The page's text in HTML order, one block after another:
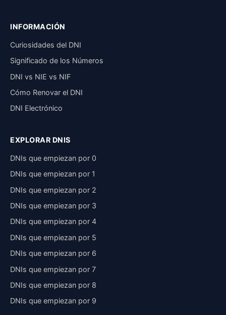
INFORMACIÓN
Curiosidades del DNI
Significado de los Números
DNI vs NIE vs NIF
Cómo Renovar el DNI
DNI Electrónico
EXPLORAR DNIS
DNIs que empiezan por 0
DNIs que empiezan por 1
DNIs que empiezan por 2
DNIs que empiezan por 3
DNIs que empiezan por 4
DNIs que empiezan por 5
DNIs que empiezan por 6
DNIs que empiezan por 7
DNIs que empiezan por 8
DNIs que empiezan por 9